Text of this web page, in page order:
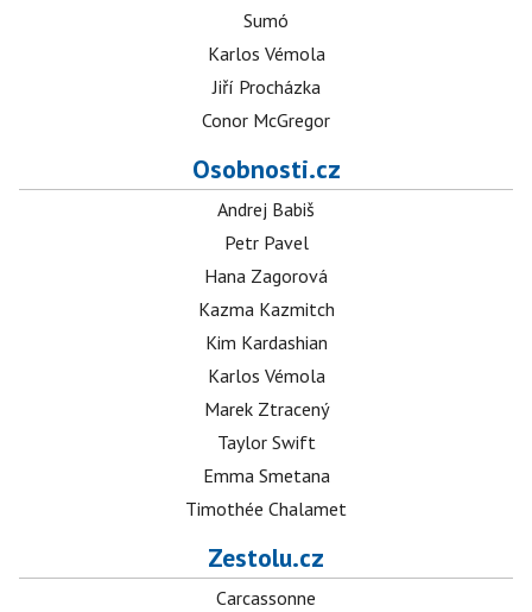
Sumó
Karlos Vémola
Jiří Procházka
Conor McGregor
Osobnosti.cz
Andrej Babiš
Petr Pavel
Hana Zagorová
Kazma Kazmitch
Kim Kardashian
Karlos Vémola
Marek Ztracený
Taylor Swift
Emma Smetana
Timothée Chalamet
Zestolu.cz
Carcassonne